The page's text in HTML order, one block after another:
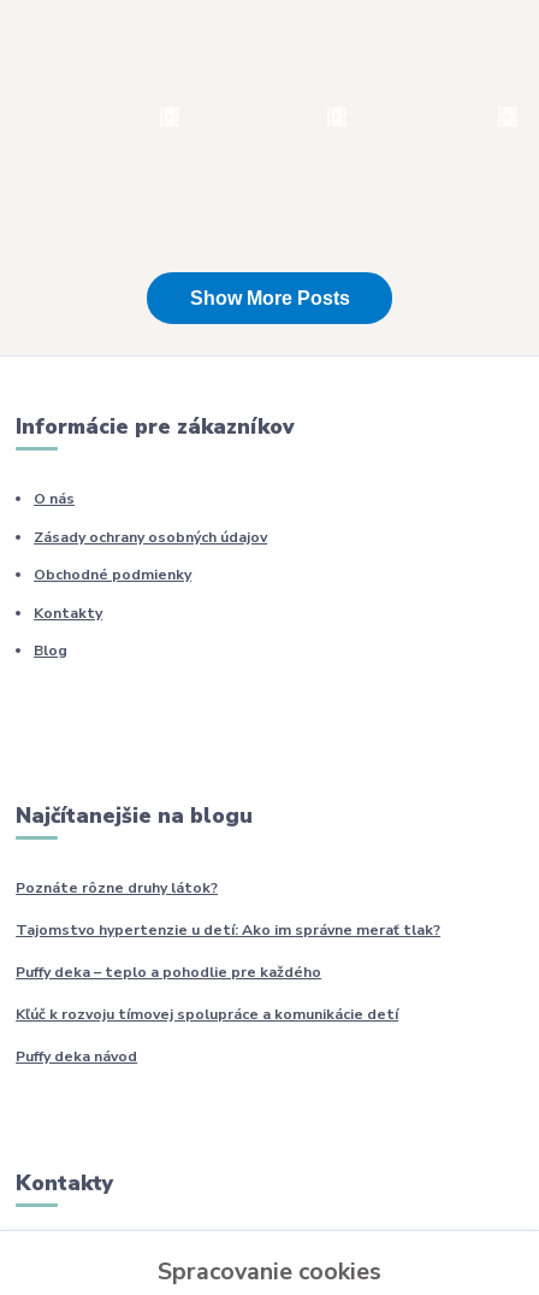
Informácie pre zákazníkov
O nás
Zásady ochrany osobných údajov
Obchodné podmienky
Kontakty
Blog
Najčítanejšie na blogu
Poznáte rôzne druhylátok?
Tajomstvo hypertenzie u detí: Ako im správne merať tlak?
Puffy deka – teplo a pohodlie pre každého
Kľúč k rozvoju tímovej spolupráce a komunikácie detí
Puffy deka návod
Kontakty
+421 950 436 258
Spracovanie cookies